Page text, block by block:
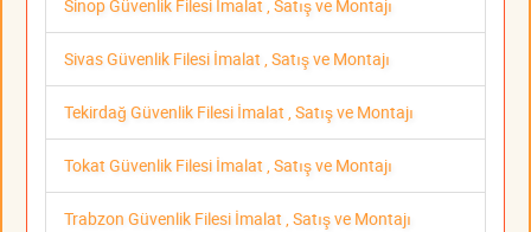
Sinop Güvenlik Filesi İmalat , Satış ve Montajı
Sivas Güvenlik Filesi İmalat , Satış ve Montajı
Tekirdağ Güvenlik Filesi İmalat , Satış ve Montajı
Tokat Güvenlik Filesi İmalat , Satış ve Montajı
Trabzon Güvenlik Filesi İmalat , Satış ve Montajı